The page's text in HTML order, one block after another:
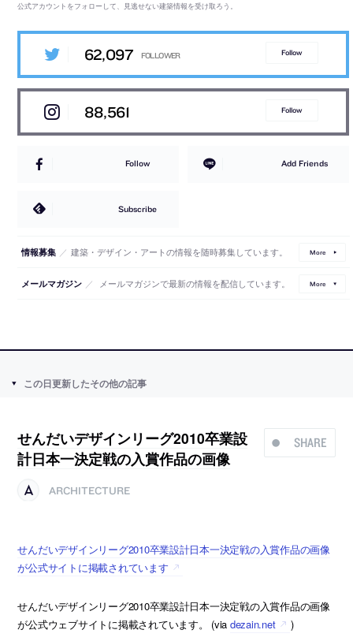
公式アカウントをフォローして、見逃せない建築情報を受け取ろう。
62,097 Follow
88,561 Follow
Follow Add Friends
Subscribe
情報募集 ／ 建築・デザイン・アートの情報を随時募集しています。 More
メールマガジン ／ メールマガジンで最新の情報を配信しています。 More
この日更新したその他の記事
SHARE
せんだいデザインリーグ2010卒業設
計日本一決定戦の入賞作品の画像
ARCHITECTURE
せんだいデザインリーグ2010卒業設計日本一決定戦の入賞作品の画像
が公式サイトに掲載されています
せんだいデザインリーグ2010卒業設計日本一決定戦の入賞作品の画像
が公式ウェブサイトに掲載されています。 (via dezain.net )